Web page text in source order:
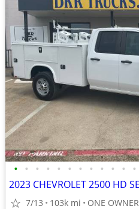
• • • • • • • • • • • •
2023 CHEVROLET 2500 HD
7/13 103k mi ONE